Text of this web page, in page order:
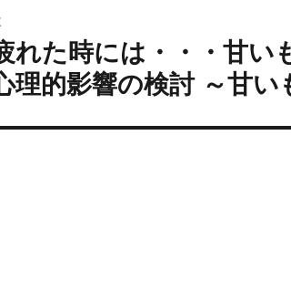
れた時には・・・甘い
理的影響の検討 ～甘い